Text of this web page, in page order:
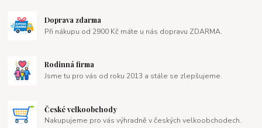
Doprava zdarma
Při nákupu od 2900 Kč máte u nás dopravu ZDARMA.
Rodinná firma
Jsme tu pro vás od roku 2013 a stále se zlepšujeme.
České velkoobchody
Nakupujeme pro vás výhradně v českých velkoobchodech.